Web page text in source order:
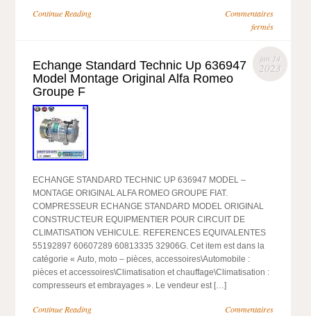
Continue Reading
Commentaires
fermés
jan 14
2023
Echange Standard Technic Up 636947
Model Montage Original Alfa Romeo
Groupe F
ECHANGE STANDARD TECHNIC UP 636947 MODEL –
MONTAGE ORIGINAL ALFA ROMEO GROUPE FIAT.
COMPRESSEUR ECHANGE STANDARD MODEL ORIGINAL
CONSTRUCTEUR EQUIPMENTIER POUR CIRCUIT DE
CLIMATISATION VEHICULE. REFERENCES EQUIVALENTES
55192897 60607289 60813335 32906G. Cet item est dans la
catégorie « Auto, moto – pièces, accessoires\Automobile :
pièces et accessoires\Climatisation et chauffage\Climatisation :
compresseurs et embrayages ». Le vendeur est […]
Continue Reading
Commentaires